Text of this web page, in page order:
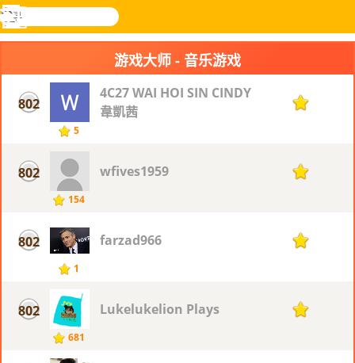
乐和游
搜
寻
登入
功
游戏大师 - 音乐游戏
802
5
4C27 WAI HOI SIN CINDY
韋凱茜
1
802
154
wfives1959 1
802
1
farzad966 1
802
681
Lukelukelion Plays 1